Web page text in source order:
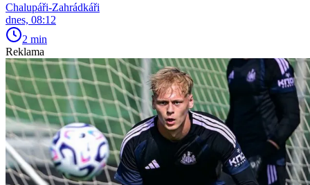
Chalupáři-Zahrádkáři
dnes, 08:12
2 min
Reklama